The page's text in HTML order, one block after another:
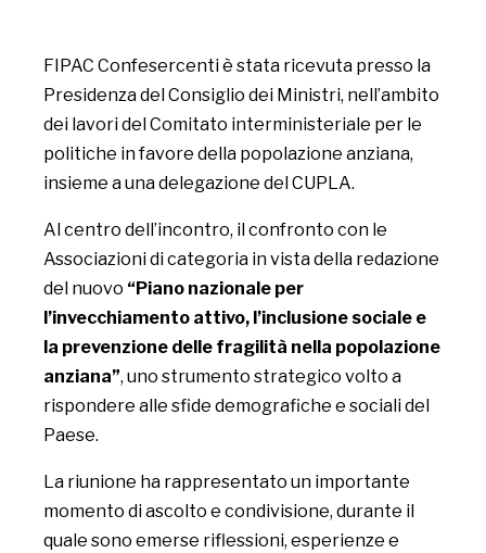
FIPAC Confesercenti è stata ricevuta presso la
Presidenza del Consiglio dei Ministri, nell’ambito
dei lavori del Comitato interministeriale per le
politiche in favore della popolazione anziana,
insieme a una delegazione del CUPLA.
Al centro dell’incontro, il confronto con le
Associazioni di categoria in vista della redazione
del nuovo “Piano nazionale per
l’invecchiamento attivo, l’inclusione sociale e
la prevenzione delle fragilità nella popolazione
anziana”, uno strumento strategico volto a
rispondere alle sfide demografiche e sociali del
Paese.
La riunione ha rappresentato un importante
momento di ascolto e condivisione, durante il
quale sono emerse riflessioni, esperienze e